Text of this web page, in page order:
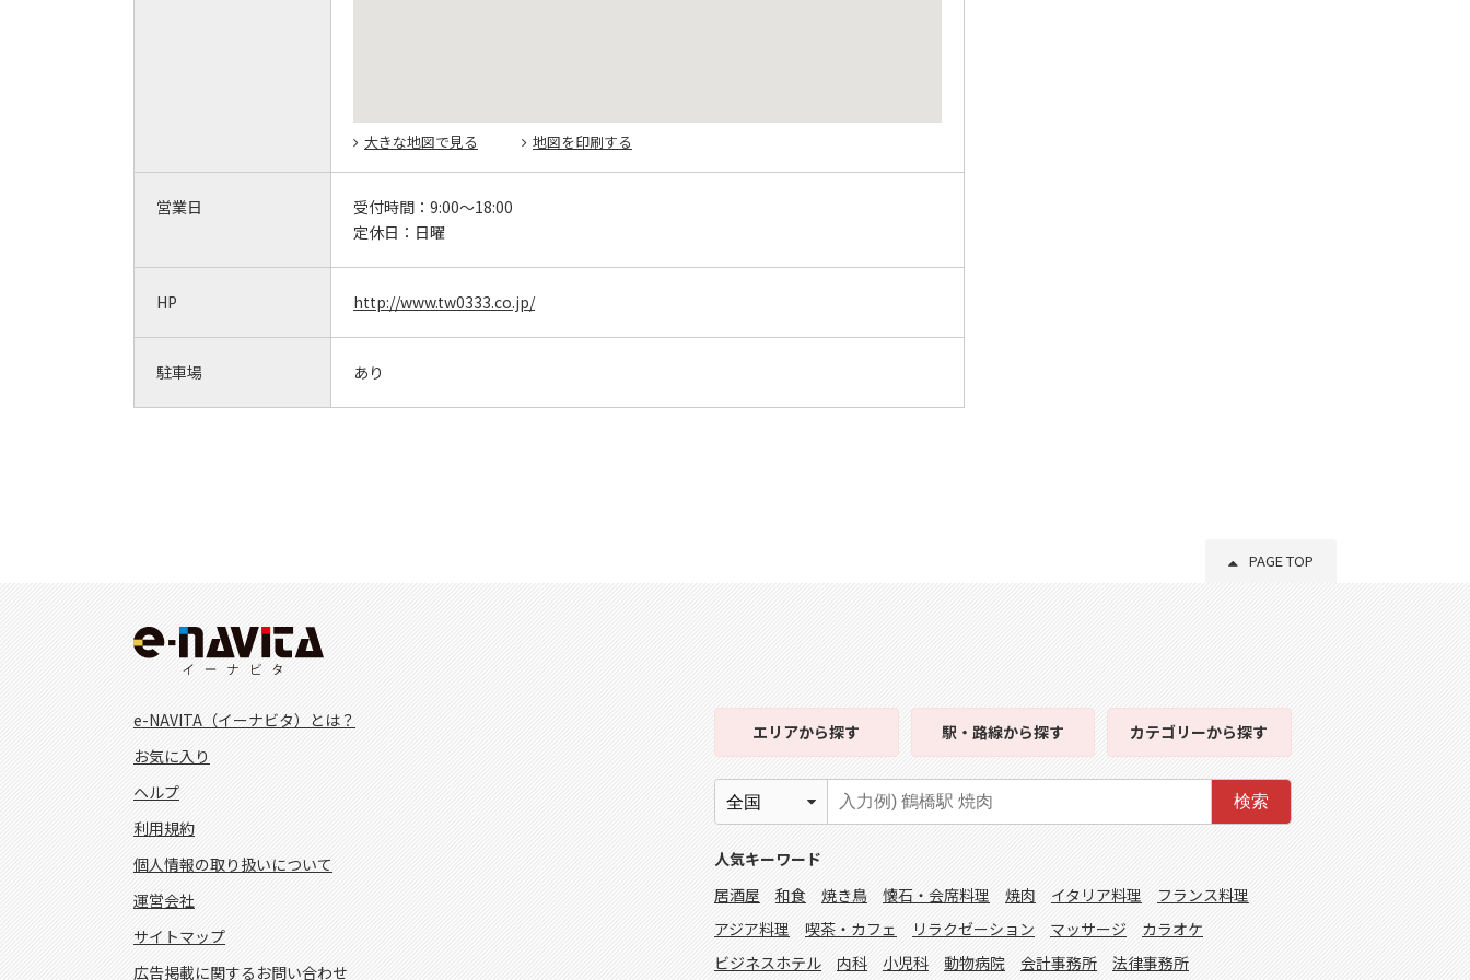
大きな地図で見る 地図を印刷する
営業日 受付時間： 9:00～18:00
定休日： 日曜
HP http://www.tw0333.co.jp/
駐車場 あり
PAGE TOP
e-NAVITA（イーナビタ）とは？
お気に入り
ヘルプ
利用規約
個人情報の取り扱いについて
運営会社
サイトマップ
広告掲載に関するお問い合わせ
エリアから探す 駅・路線から探す カテゴリーから探す
検索
人気キーワード
居酒屋
和食 焼き鳥 懐石・会席料理 焼肉 イタリア料理
フランス料理
アジア料理
喫茶・カフェ リラクゼーション マッサージ
カラオケ
ビジネスホテル
内科 小児科 動物病院 会計事務所 法律事務所